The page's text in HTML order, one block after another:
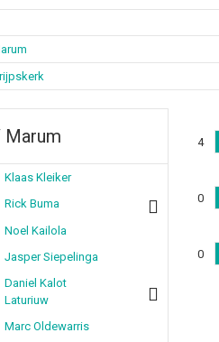
Marum
Klaas Kleiker
Rick Buma
Noel Kailola
Jasper Siepelinga
Daniel Kalot
Laturiuw
Marc Oldewarris
4
0
0